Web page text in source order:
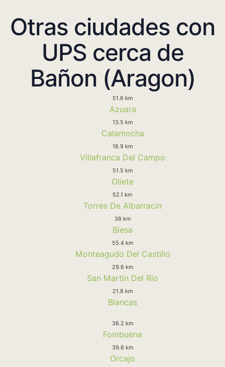
Otras ciudades con
UPS cerca de
Bañon (Aragon)
51.6 km
Azuara
13.5 km
Calamocha
18.9 km
Villafranca Del Campo
51.5 km
Oliete
52.1 km
Torres De Albarracin
38 km
Blesa
55.4 km
Monteagudo Del Castillo
29.6 km
San Martin Del Rio
21.8 km
Blancas
38.2 km
Fombuena
39.8 km
Orcajo